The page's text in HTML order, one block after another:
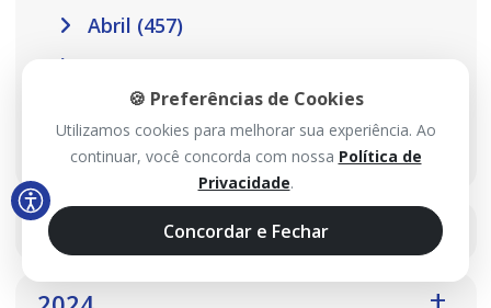
Abril (457)
Fevereiro (301)
Janeiro (302)
2025
🍪 Preferências de Cookies
Utilizamos cookies para melhorar sua experiência. Ao
continuar, você concorda com nossa Política de
Privacidade.
Concordar e Fechar